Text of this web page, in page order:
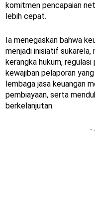
komitmen pencapaian
lebih cepat.
Ia menegaskan bahwa
menjadi inisiatif sukarela,
kerangka hukum,
kewajiban pelaporan
lembaga jasa keuangan
pembiayaan, serta
berkelanjutan.
-